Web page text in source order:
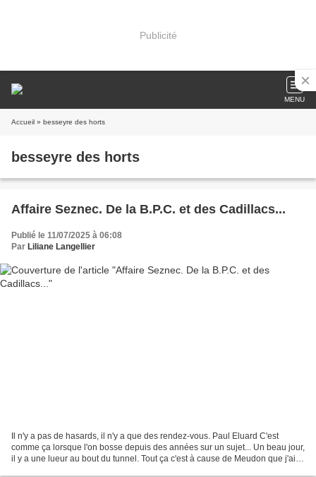
Publicité
MENU
Accueil » besseyre des horts
besseyre des horts
Affaire Seznec. De la B.P.C. et des Cadillacs...
Publié le 11/07/2025 à 06:08
Par Liliane Langellier
Il n'y a pas de hasards, il n'y a que des rendez-vous. Paul Eluard C'est
comme ça lorsque l'on bosse depuis des années sur un sujet... Un beau jour,
il y a une lueur au bout du tunnel. Tout ça c'est à cause de Meudon que j'ai